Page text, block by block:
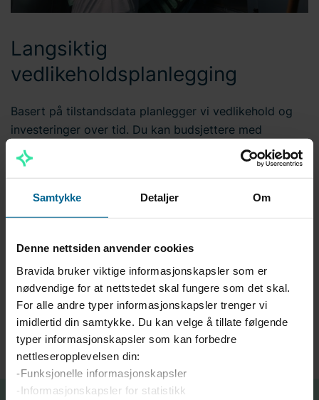
Samtykke Detaljer Om
Denne nettsiden anvender cookies
Bravida bruker viktige informasjonskapsler som er
nødvendige for at nettstedet skal fungere som det skal.
For alle andre typer informasjonskapsler trenger vi
imidlertid din samtykke. Du kan velge å tillate følgende
typer informasjonskapsler som kan forbedre
nettleseropplevelsen din:
-Funksjonelle informasjonskapsler
-Informasjonskapsler for statistikk
Langsiktig
vedlikeholdsplanlegging
Basert på tilstandsdata planlegger vi vedlikehold og
investeringer over tid. Du kan budsjettere med
trygghet.
Strukturert rapportering og
oppfølging
aktiviteter og kommende behov, tilpasset det
rapporteringsnivået du trenger.